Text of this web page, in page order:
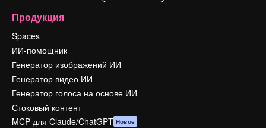
Продукция
Spaces
ИИ-помощник
Генератор изображений ИИ
Генератор видео ИИ
Генератор голоса на основе ИИ
Стоковый контент
MCP для Claude/ChatGPT Новое